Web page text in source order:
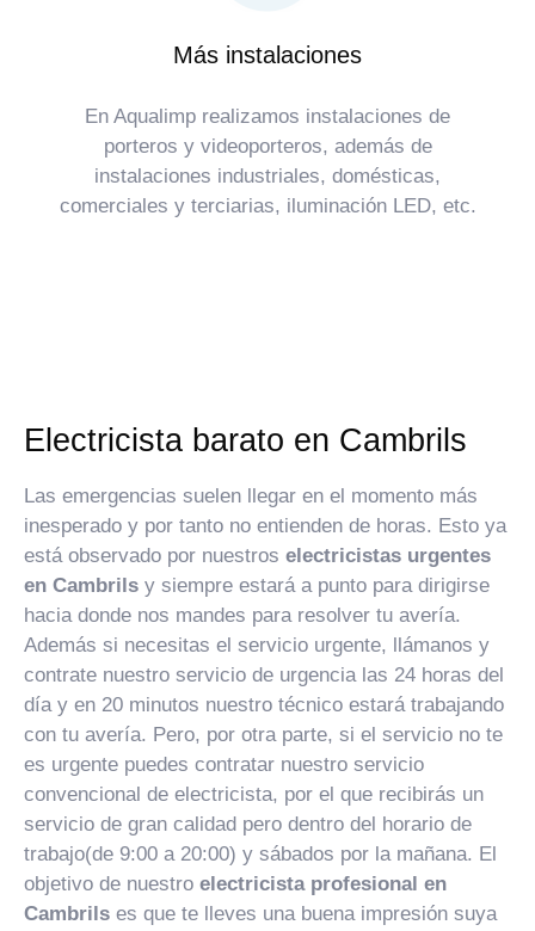
Más instalaciones
En Aqualimp realizamos instalaciones de
porteros y videoporteros, además de
instalaciones industriales, domésticas,
comerciales y terciarias, iluminación LED, etc.
Electricista barato en Cambrils
Las emergencias suelen llegar en el momento más
inesperado y por tanto no entienden de horas. Esto ya
está observado por nuestros electricistas urgentes
en Cambrils y siempre estará a punto para dirigirse
hacia donde nos mandes para resolver tu avería.
Además si necesitas el servicio urgente, llámanos y
contrate nuestro servicio de urgencia las 24 horas del
día y en 20 minutos nuestro técnico estará trabajando
con tu avería. Pero, por otra parte, si el servicio no te
es urgente puedes contratar nuestro servicio
convencional de electricista, por el que recibirás un
servicio de gran calidad pero dentro del horario de
trabajo(de 9:00 a 20:00) y sábados por la mañana. El
objetivo de nuestro electricista profesional en
Cambrils es que te lleves una buena impresión suya